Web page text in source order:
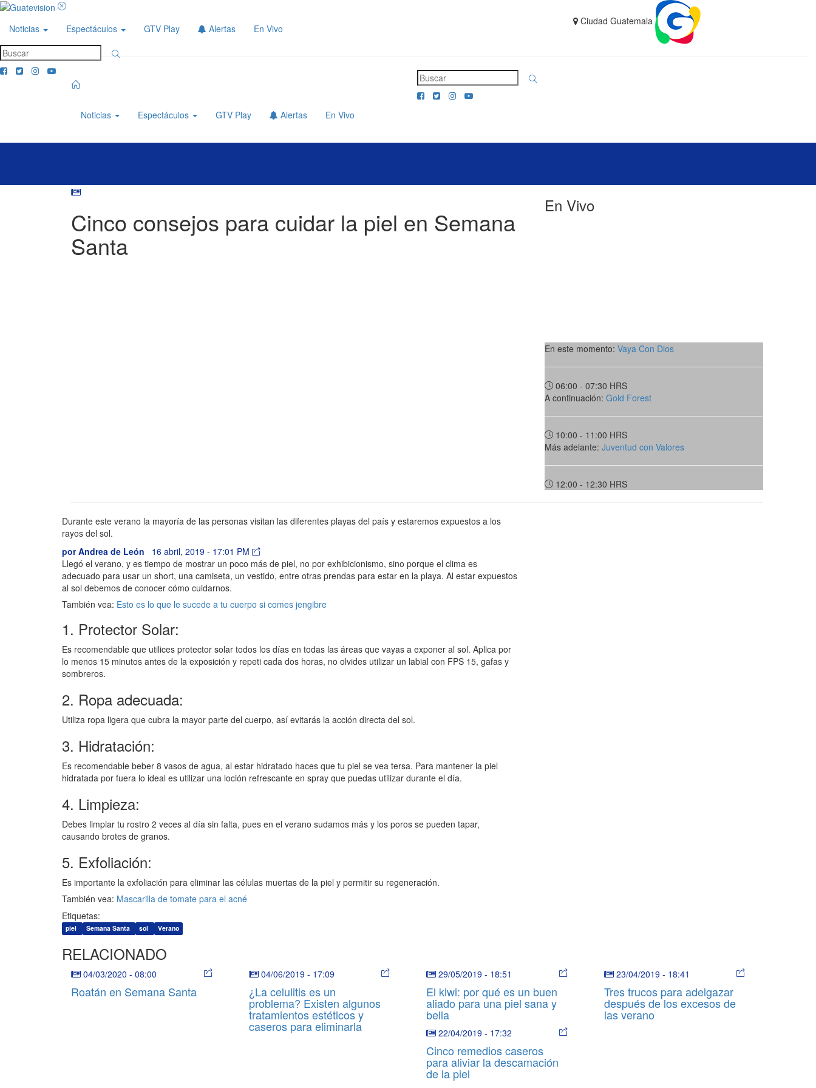
Noticias Espectáculos GTV Play Alertas En Vivo
Ciudad Guatemala
Noticias Espectáculos GTV Play Alertas En Vivo
Cinco consejos para cuidar la piel en Semana
Santa
En Vivo
En este momento: Vaya Con Dios
06:00 - 07:30 HRS
A continuación: Gold Forest
10:00 - 11:00 HRS
Más adelante: Juventud con Valores
12:00 - 12:30 HRS
Durante este verano la mayoría de las personas visitan las diferentes playas del país y estaremos expuestos a los
rayos del sol.
porAndrea de León
16 abril, 2019 - 17:01 PM
Llegó el verano, y es tiempo de mostrar un poco más de piel, no por exhibicionismo, sino porque el clima es
adecuado para usar un short, una camiseta, un vestido, entre otras prendas para estar en la playa. Al estar expuestos
al sol debemos de conocer cómo cuidarnos.
También vea: Esto es lo que le sucede a tu cuerpo si comes jengibre
1. Protector Solar:
Es recomendable que utilices protector solar todos los días en todas las áreas que vayas a exponer al sol. Aplica por
lo menos 15 minutos antes de la exposición y repeti cada dos horas, no olvides utilizar un labial con FPS 15, gafas y
sombreros.
2. Ropa adecuada:
Utiliza ropa ligera que cubra la mayor parte del cuerpo, así evitarás la acción directa del sol.
3. Hidratación:
Es recomendable beber 8 vasos de agua, al estar hidratado haces que tu piel se vea tersa. Para mantener la piel
hidratada por fuera lo ideal es utilizar una loción refrescante en spray que puedas utilizar durante el día.
4. Limpieza:
Debes limpiar tu rostro 2 veces al día sin falta, pues en el verano sudamos más y los poros se pueden tapar,
causando brotes de granos.
5. Exfoliación:
Es importante la exfoliación para eliminar las células muertas de la piel y permitir su regeneración.
También vea: Mascarilla de tomate para el acné
Etiquetas:
piel Semana Santa sol Verano
RELACIONADO
04/03/2020 - 08:00
Roatán en Semana Santa
04/06/2019 - 17:09
¿La celulitis es un
problema? Existen algunos
tratamientos estéticos y
caseros para eliminarla
29/05/2019 - 18:51
El kiwi: por qué es un buen
aliado para una piel sana y
bella
23/04/2019 - 18:41
Tres trucos para adelgazar
después de los excesos de
las verano
22/04/2019 - 17:32
Cinco remedios caseros
para aliviar la descamación
de la piel